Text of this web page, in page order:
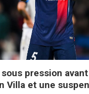
pression
Villa et une